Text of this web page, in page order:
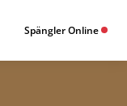
Spängler Online